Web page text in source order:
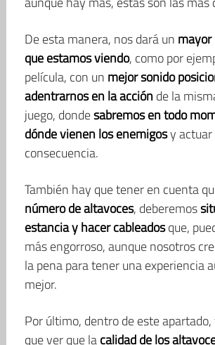
De esta manera, nos dará un mayor
que estamos viendo, como por
película, con un mejor sonido
adentrarnos en la acciónde la
juego, dondesabremos en todo
dónde vienen los enemigosy actuar
consecuencia.
También hay que tener en cuenta
número de altavoces, deberemos
estancia y hacer cableadosque,
más engorroso, aunque nosotros
la pena para tener una experiencia
mejor.
Por último, dentro de este
que ver que lacalidad de los